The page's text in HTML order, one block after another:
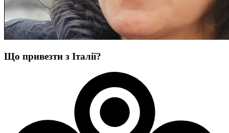
Що привезти з Італії?